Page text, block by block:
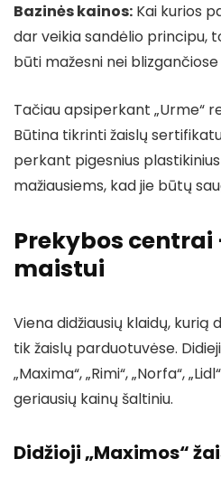
Bazinės kainos: Kai kurios
dar veikia sandėlio principu,
būti mažesni nei
Tačiau apsiperkant „Urme“
Būtina tikrinti žaislų
perkant pigesnius
mažiausiems, kad jie būtų
Prekybos centrai
maistui
Viena didžiausių klaidų, kurią
tik žaislų parduotuvėse.
„Maxima“, „Rimi“, „Norfa“,
geriausių kainų šaltiniu.
Didžioji „Maximos“